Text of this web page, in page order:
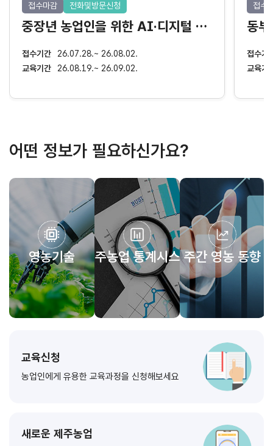
접수마감 전화및방문신청
중장년 농업인을 위한 AI·디지털 생활 역량강화 교육
접수기간
26.07.28.~ 26.08.02.
교육기간
26.08.19.~ 26.09.02.
접수
접수기
교육기
어떤 정보가 필요하신가요?
영농기술 제주농업 통계시스템주간 영농 동향
교육신청
농업인에게 유용한 교육과정을 신청해보세요
새로운 제주농업